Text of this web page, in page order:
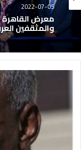
2022-07-05
معرض القاهرة
والمثقفين